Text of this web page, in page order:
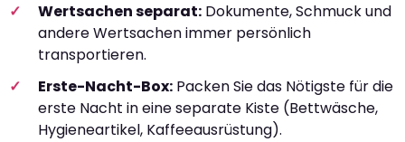
Wertsachen separat: Dokumente, Schmuck und
andere Wertsachen immer persönlich
transportieren.
Erste-Nacht-Box: Packen Sie das Nötigste für die
erste Nacht in eine separate Kiste (Bettwäsche,
Hygieneartikel, Kaffeeausrüstung).